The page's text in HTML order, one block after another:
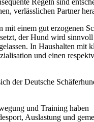
ver­läss­li­chen Part­ner
mit einem gut erzo­ge­nen
der Hund wird
In Haus­hal­ten mit
und einen
der Deut­sche
und Trai­ning haben
Aus­las­tung und